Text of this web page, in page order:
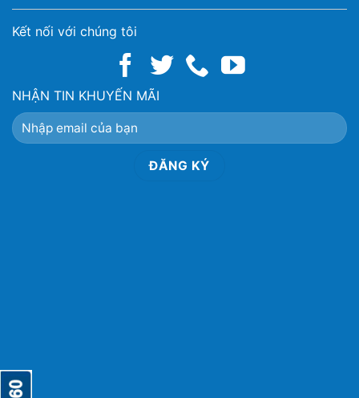
Kết nối với chúng tôi
NHẬN TIN KHUYẾN MÃI